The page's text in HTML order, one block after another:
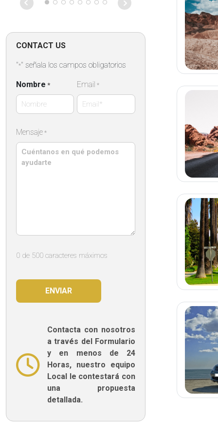
on that
Absolutely
CONTACT US
"*" señala los campos obligatorios
Nombre * Email *
Mensaje *
0 de 500 caracteres máximos
Contacta con nosotros
a través del Formulario
y en menos de 24
Horas, nuestro equipo
Local le contestará con
una propuesta
detallada.